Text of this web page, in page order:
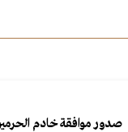
صدور موافقة خادم